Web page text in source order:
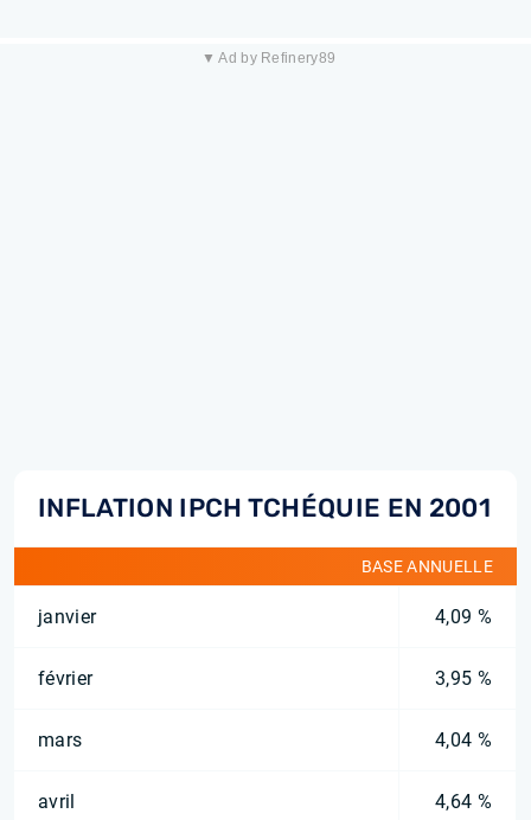
▼ Ad by Refinery89
INFLATION IPCH TCHÉQUIE EN 2001
BASE ANNUELLE
janvier 4,09 %
février 3,95 %
mars 4,04 %
avril 4,64 %